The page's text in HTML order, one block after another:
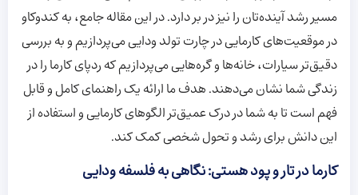
مسیر رشد آینده‌تان را نیز در بر دارد. در این مقاله جامع، به کندوکاو
در موقعیت‌های کارمایی در چارت تولد ودایی می‌پردازیم و به بررسی
دقیق‌تر سیارات، خانه‌ها و گره‌هایی می‌پردازیم که ردپای کارما را در
زندگی شما نشان می‌دهند. هدف ما ارائه یک راهنمای کامل و قابل
فهم است تا به شما در درک عمیق‌تر الگوهای کارمایی و استفاده از
این دانش برای رشد و تحول شخصی کمک کند.
کارما در تار و پود هستی: نگاهی به فلسفه ودایی